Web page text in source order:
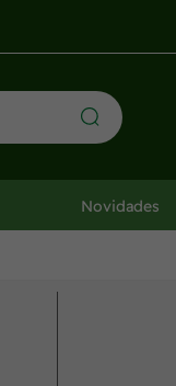
Novidades